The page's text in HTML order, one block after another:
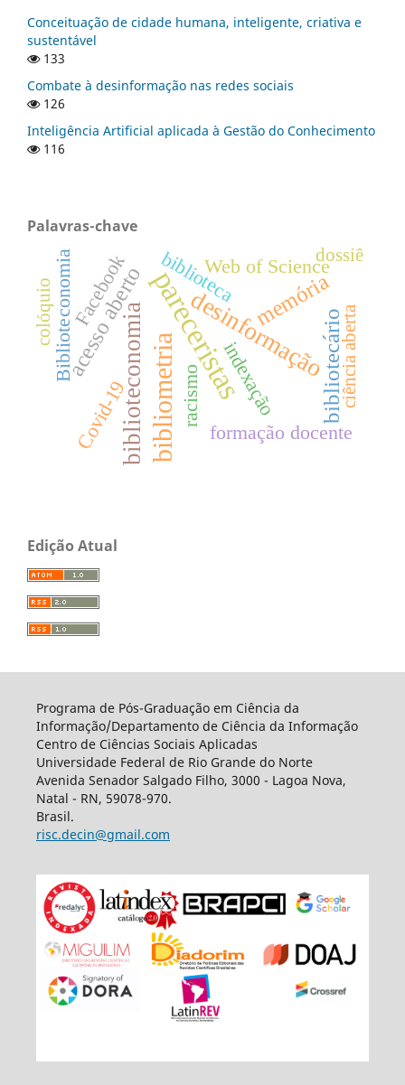
Conceituação de cidade humana, inteligente, criativa e
sustentável
133
Combate à desinformação nas redes sociais
126
Inteligência Artificial aplicada à Gestão do Conhecimento
116
Palavras-chave
pareceristas
bibliometriadesinformação
biblioteconomia
acesso aberto bibliotecário
memória
BiblioteconomiaFacebook
racismo
biblioteca
formação docente
Web of Science
indexação
Covid-19
dossiê
colóquio ciência aberta
Edição Atual
Programa de Pós-Graduação em Ciência da
Informação/Departamento de Ciência da Informação
Centro de Ciências Sociais Aplicadas
Universidade Federal de Rio Grande do Norte
Avenida Senador Salgado Filho, 3000 - Lagoa Nova,
Natal - RN, 59078-970.
Brasil.
risc.decin@gmail.com